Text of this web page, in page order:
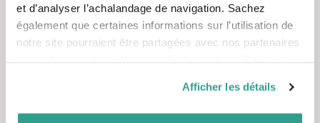
et d’analyser l’achalandage de navigation. Sachez
également que certaines informations sur l’utilisation de
notre site pourraient être partagées avec nos partenaires
vous leur auriez fournies ou qu’ils auraient collectées lors
de votre utilisation de leurs services.
Afficher les détails
Nous contacter